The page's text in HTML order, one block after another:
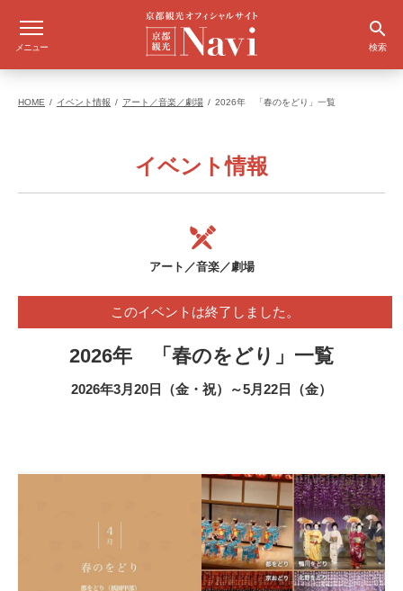
メニュー 検索
HOME イベント情報 アート／音楽／劇場 2026年 「春のをどり」一覧
イベント情報
アート／音楽／劇場
このイベントは終了しました。
2026年 「春のをどり」一覧
2026年3月20日（金・祝）～5月22日（金）